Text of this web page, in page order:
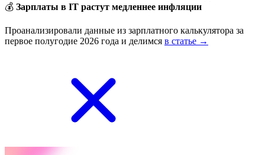
💰 Зарплаты в IT растут медленнее инфляции
Проанализировали данные из зарплатного калькулятора за
первое полугодие 2026 года и делимся в статье →